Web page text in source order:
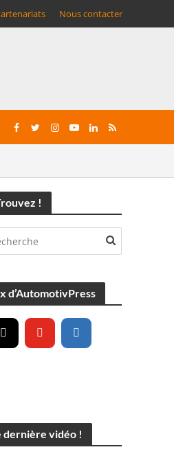
Nous contacter
!
d’AutomotivPress
dernière vidéo !